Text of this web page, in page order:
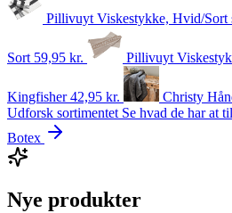
Pillivuyt Viskestykke, Hvid/Sort
Sort 59,95 kr. Pillivuyt
Kingfisher42,95 kr. Christy
Udforsk sortimentet Se hvad de har at
Botex
Nye produkter